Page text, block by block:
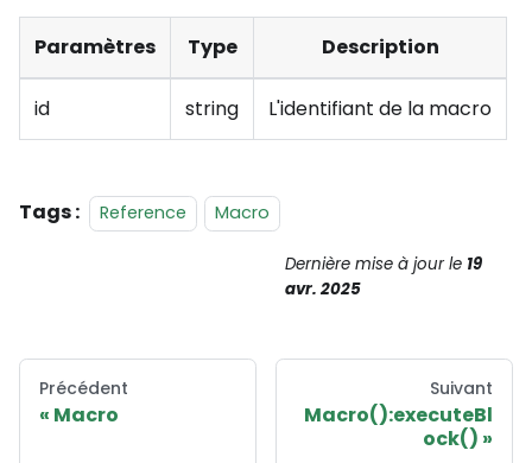
Paramètres Type Description
id string L'identifiant de la macro
Tags : Reference Macro
Dernière mise à jourle 19
avr. 2025
Précédent
Macro
Suivant
Macro():executeBl
ock()